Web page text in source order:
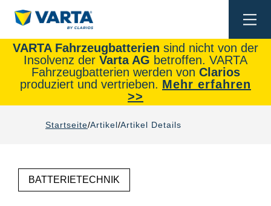
VARTA Fahrzeugbatterien sind nicht von der
Insolvenz der Varta AG betroffen. VARTA
Fahrzeugbatterien werden von Clarios
produziert und vertrieben. Mehr erfahren
>>
Startseite Artikel Artikel Details
BATTERIETECHNIK